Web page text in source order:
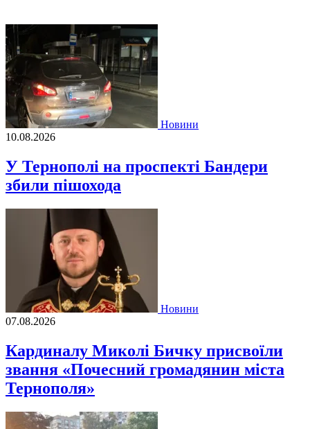
Новини
10.08.2026
У Тернополі на проспекті Бандери
збили пішохода
Новини
07.08.2026
Кардиналу Миколі Бичку присвоїли
звання «Почесний громадянин міста
Тернополя»